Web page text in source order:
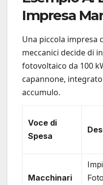
Impresa
Una piccola impresa
meccanici decide di
fotovoltaico da 100
capannone,
accumulo.
Voce di
Spesa
Macchinari